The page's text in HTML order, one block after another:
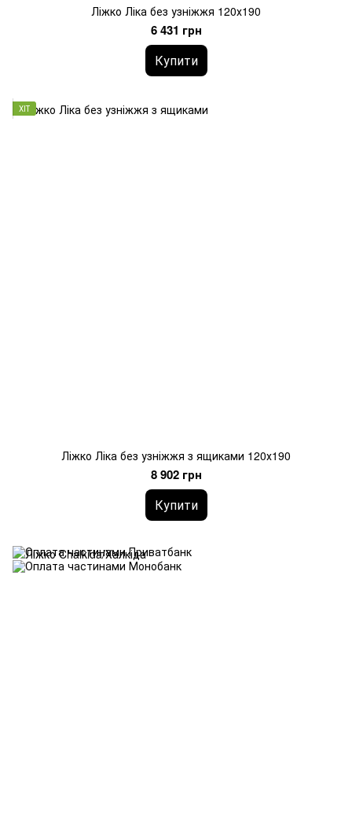
Ліжко Ліка без узніжжя 120х190
6 431 грн
Купити
ХІТ
Ліжко Ліка без узніжжя з ящиками 120х190
8 902 грн
Купити